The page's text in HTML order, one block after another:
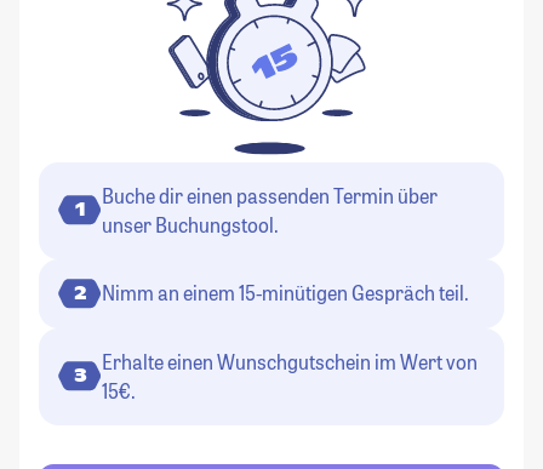
1
Buche dir einen passenden Termin über
unser Buchungstool.
2 Nimm an einem 15-minütigen Gespräch teil.
3
Erhalte einen Wunschgutschein im Wert von
15€.